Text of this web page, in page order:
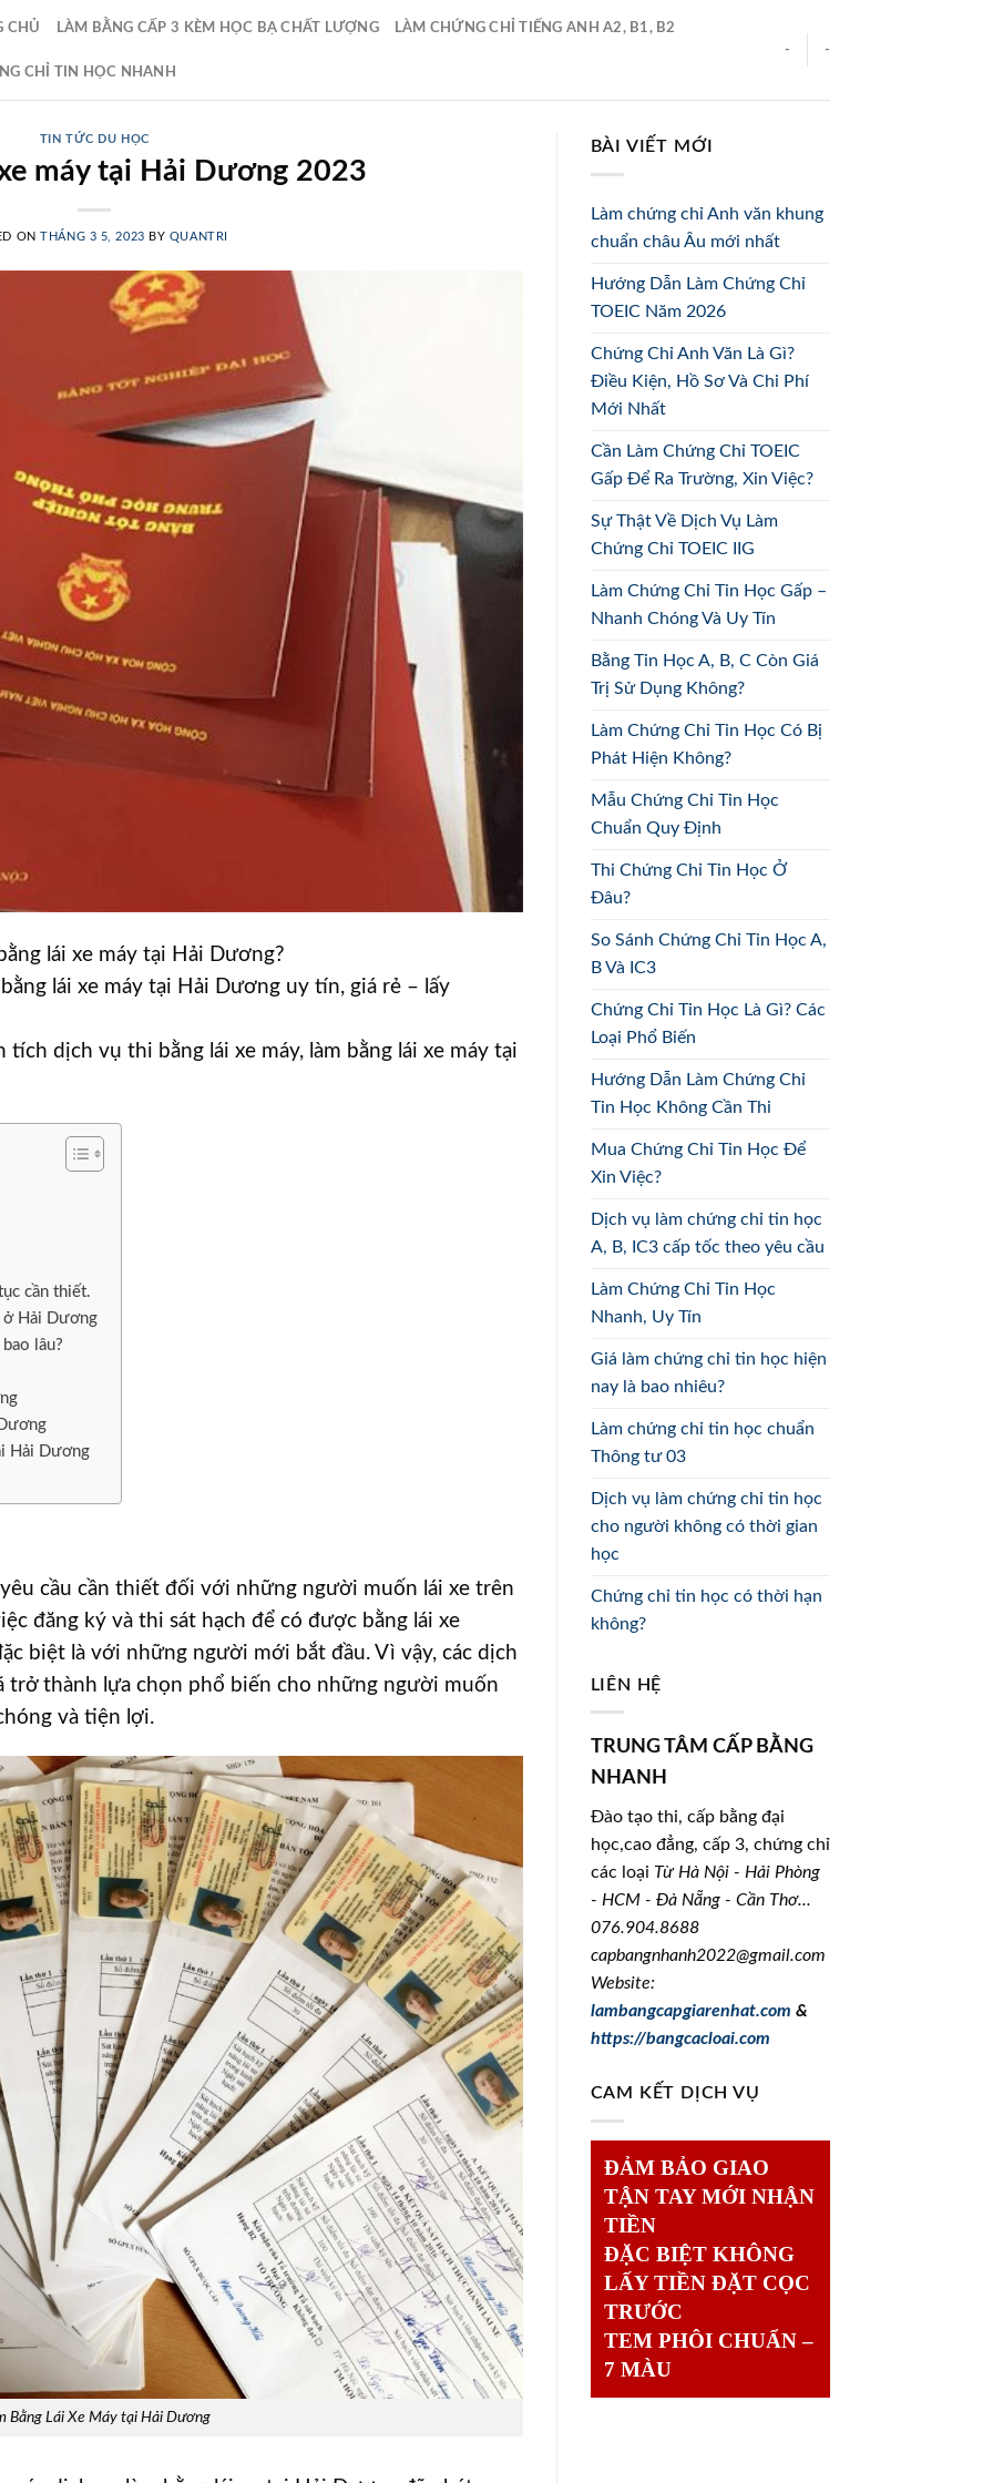
CHỦ LÀM BẰNG CẤP 3 KÈM HỌC BẠ CHẤT LƯỢNG LÀM CHỨNG CHỈ TIẾNG ANH A2, B1, B2
CHỈ TIN HỌC NHANH
- -
TIN TỨC DU HỌC
máy tại Hải Dương 2023
ONTHÁNG 3 5, 2023 BY QUANTRI
lái xe máy tại Hải Dương?
lái xe máy tại Hải Dương uy tín, giá rẻ – lấy
dịch vụ thi bằng lái xe máy, làm bằng lái xe máy tại
cần thiết.
ở Hải Dương
lâu?
Hải Dương
cầu cần thiết đối với những người muốn lái xe trên
đăng ký và thi sát hạch để có được bằng lái xe
biệt là với những người mới bắt đầu. Vì vậy, các dịch
trở thành lựa chọn phổ biến cho những người muốn
và tiện lợi.
Bằng Lái Xe Máy tại Hải Dương
BÀI VIẾT MỚI
Làm chứng chỉ Anh văn khung
chuẩn châu Âu mới nhất
Hướng Dẫn Làm Chứng Chỉ
TOEIC Năm 2026
Chứng Chỉ Anh Văn Là Gì?
Điều Kiện, Hồ Sơ Và Chi Phí
Mới Nhất
Cần Làm Chứng Chỉ TOEIC
Gấp Để Ra Trường, Xin Việc?
Sự Thật Về Dịch Vụ Làm
Chứng Chỉ TOEIC IIG
Làm Chứng Chỉ Tin Học Gấp –
Nhanh Chóng Và Uy Tín
Bằng Tin Học A, B, C Còn Giá
Trị Sử Dụng Không?
Làm Chứng Chỉ Tin Học Có Bị
Phát Hiện Không?
Mẫu Chứng Chỉ Tin Học
Chuẩn Quy Định
Thi Chứng Chỉ Tin Học Ở
Đâu?
So Sánh Chứng Chỉ Tin Học A,
B Và IC3
Chứng Chỉ Tin Học Là Gì? Các
Loại Phổ Biến
Hướng Dẫn Làm Chứng Chỉ
Tin Học Không Cần Thi
Mua Chứng Chỉ Tin Học Để
Xin Việc?
Dịch vụ làm chứng chỉ tin học
A, B, IC3 cấp tốc theo yêu cầu
Làm Chứng Chỉ Tin Học
Nhanh, Uy Tín
Giá làm chứng chỉ tin học hiện
nay là bao nhiêu?
Làm chứng chỉ tin học chuẩn
Thông tư 03
Dịch vụ làm chứng chỉ tin học
cho người không có thời gian
học
Chứng chỉ tin học có thời hạn
không?
LIÊN HỆ
TRUNG TÂM CẤP BẰNG
NHANH
Đào tạo thi, cấp bằng đại
học,cao đẳng, cấp 3, chứng chỉ
các loại Từ Hà Nội - Hải Phòng
- HCM - Đà Nẵng - Cần Thơ...
076.904.8688
capbangnhanh2022@gmail.com
Website:
lambangcapgiarenhat.com &
https://bangcacloai.com
CAM KẾT DỊCH VỤ
ĐẢM BẢO GIAO
TẬN TAY MỚI NHẬN
TIỀN
ĐẶC BIỆT KHÔNG
LẤY TIỀN ĐẶT CỌC
TRƯỚC
TEM PHÔI CHUẨN –
7 MÀU